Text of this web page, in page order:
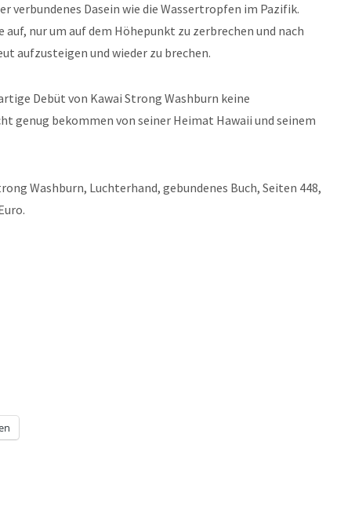
verbundenes Dasein wie die Wassertropfen im Pazifik.
nur um auf dem Höhepunkt zu zerbrechen und nach
aufzusteigen und wieder zu brechen.
Debüt von Kawai Strong Washburn keine
genug bekommen von seiner Heimat Hawaii und seinem
Washburn, Luchterhand, gebundenes Buch, Seiten 448,